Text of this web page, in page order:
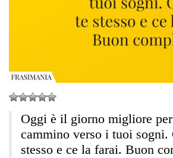
Oggi è il giorno migliore
cammino verso i tuoi sogni.
stesso e ce la farai. Buon